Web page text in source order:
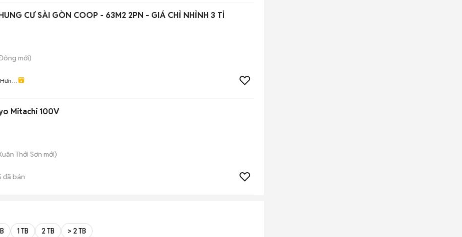
CƯ SÀI GÒN COOP - 63M2 2PN - GIÁ CHỈ NHỈNH 3 TỈ
mới)
Mitachi 100V
Thới Sơn mới)
đã bán
1 TB 2 TB > 2 TB